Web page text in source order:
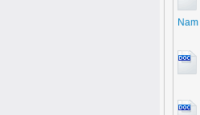
Nam